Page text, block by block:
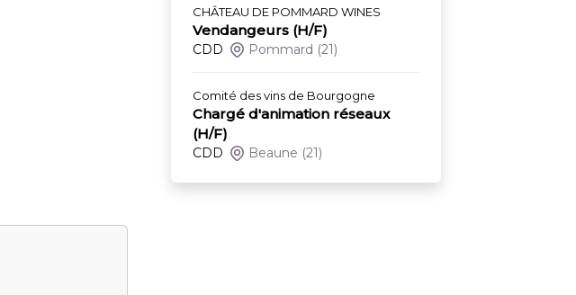
CHÂTEAU DE POMMARD WINES
Vendangeurs (H/F)
CDD Pommard (21)
Comité des vins de Bourgogne
Chargé d'animation réseaux
(H/F)
CDD Beaune (21)